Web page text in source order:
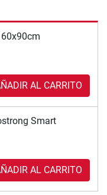
AL CARRITO
Smart
AL CARRITO